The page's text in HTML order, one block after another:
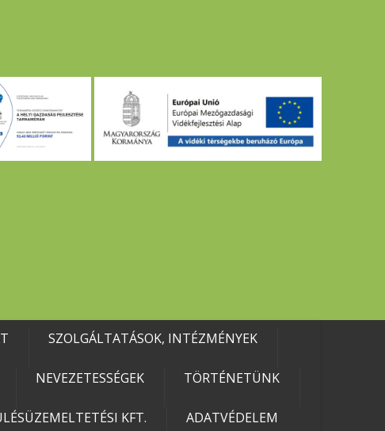
SZOLGÁLTATÁSOK, INTÉZMÉNYEK
NEVEZETESSÉGEK TÖRTÉNETÜNK
KFT. ADATVÉDELEM